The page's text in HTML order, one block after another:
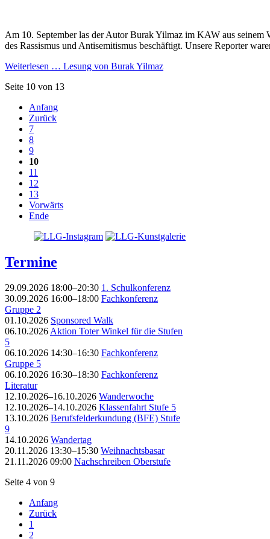
Am 10. September las der Autor Burak Yilmaz im KAW aus seinem
des Rassismus und Antisemitismus beschäftigt. Unsere Reporter
Weiterlesen … Lesung von Burak Yilmaz
Seite 10 von 13
Anfang
Zurück
7
8
9
10
11
12
13
Vorwärts
Ende
Termine
29.09.2026 18:00–20:30 1. Schulkonferenz
30.09.2026 16:00–18:00 Fachkonferenz
Gruppe 2
01.10.2026 Sponsored Walk
06.10.2026 Aktion Toter Winkel für die Stufen
5
06.10.2026 14:30–16:30 Fachkonferenz
Gruppe 5
06.10.2026 16:30–18:30 Fachkonferenz
Literatur
12.10.2026–16.10.2026 Wanderwoche
12.10.2026–14.10.2026 Klassenfahrt Stufe 5
13.10.2026 Berufsfelderkundung (BFE) Stufe
9
14.10.2026 Wandertag
20.11.2026 13:30–15:30 Weihnachtsbasar
21.11.2026 09:00 Nachschreiben Oberstufe
Seite 4 von 9
Anfang
Zurück
1
2